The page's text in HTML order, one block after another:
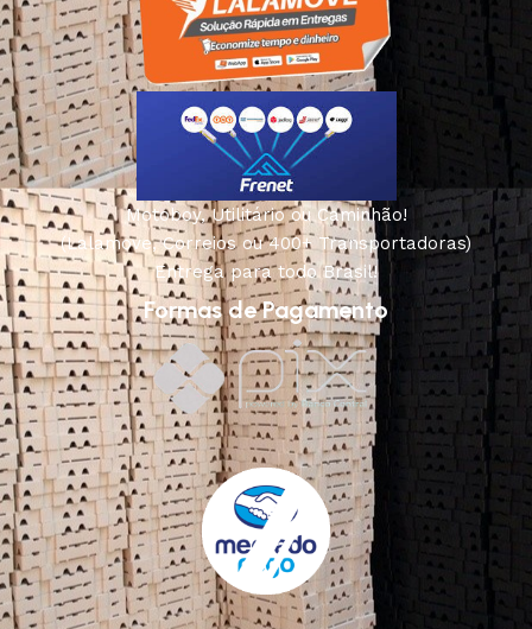
Motoboy, Utilitário ou Caminhão!
(Lalamove, Correios ou 400+ Transportadoras)
Entrega para todo Brasil!
Formas de Pagamento